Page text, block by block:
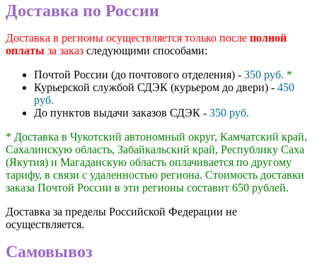
Доставка по России
Доставка в регионы осуществляется только после полной
оплаты за заказ следующими способами:
Почтой России (до почтового отделения) - 350 руб. *
Курьерской службой СДЭК (курьером до двери) - 450
руб.
До пунктов выдачи заказов СДЭК - 350 руб.
* Доставка в Чукотский автономный округ, Камчатский край,
Сахалинскую область, Забайкальский край, Республику Саха
(Якутия) и Магаданскую область оплачивается по другому
тарифу, в связи с удаленностью региона. Стоимость доставки
заказа Почтой России в эти регионы составит 650 рублей.
Доставка за пределы Российской Федерации не
осуществляется.
Самовывоз